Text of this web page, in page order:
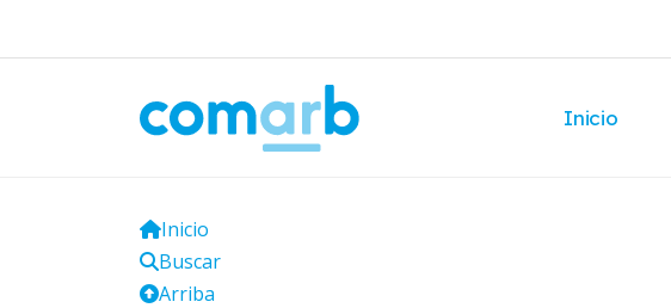
Inicio
Inicio
Buscar
Arriba